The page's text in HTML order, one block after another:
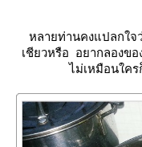
หลายท่านคงแปลกใจ
เชียวหรือ อยากลองข
ไม่เหมือนใคร